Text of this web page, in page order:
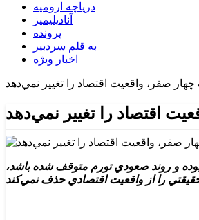
دریاچه ارومیه
آنادیلیمیز
پرونده
به قلم سردبیر
اخبار ویژه
صفر، واقعيت اقتصاد را تغيير نمي‌دهد
اقتصاد را تغيير نمي‌دهد
و روند صعودي تورم متوقف شده باشد،